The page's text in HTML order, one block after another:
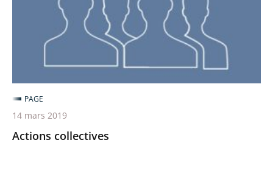
Actions collectives
PAGE
14 mars 2019